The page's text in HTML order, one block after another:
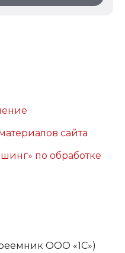
сайта
по обработке
ООО «1С»)